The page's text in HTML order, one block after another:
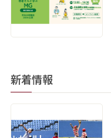
新着情報